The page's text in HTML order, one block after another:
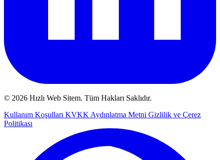
© 2026 Hızlı Web Sitem. Tüm Hakları Saklıdır.
Kullanım Koşulları KVKK Aydınlatma Metni Gizlilik ve Çerez
Politikası